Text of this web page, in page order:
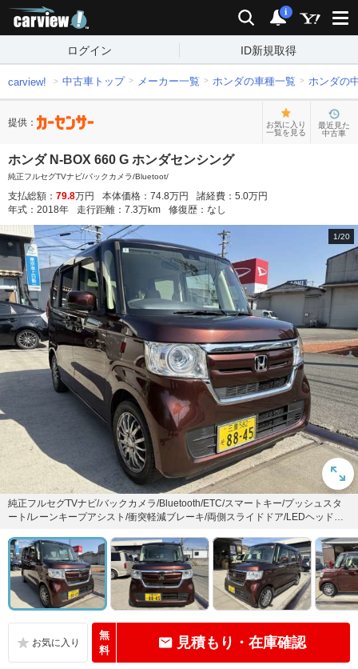
検索 通知
i
ログイン ID新規取得
carview! 中古車トップ メーカー一覧 ホンダの車種一覧 ホンダの
提供：
お気に入り
一覧を見る
最近見た
中古車
ホンダ N-BOX 660 G ホンダセンシング
純正フルセグTVナビ/バックカメラ/Bluetoot/
支払総額： 79.8万円 本体価格： 74.8万円 諸経費： 5.0万円
年式： 2018年 走行距離： 7.3万km 修復歴： なし
1/20
純正フルセグTVナビ/バックカメラ/Bluetooth/ETC/スマートキー/プッシュスタ
ート/レーンキープアシスト/衝突軽減ブレーキ/両側スライドドア/LEDヘッドラ
無
料
見積もり・在庫確認